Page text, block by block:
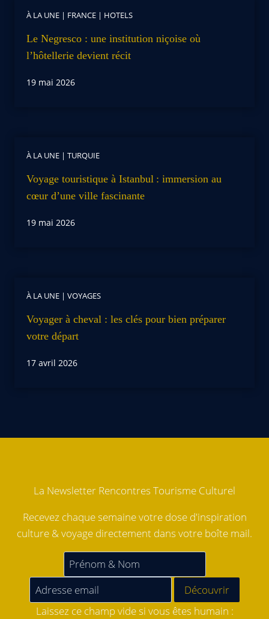
À LA UNE | FRANCE | HOTELS
Le Negresco : une institution niçoise où
l’hôtellerie devient récit
19 mai 2026
À LA UNE | TURQUIE
Voyage touristique à Istanbul : immersion au
cœur d’une ville fascinante
19 mai 2026
À LA UNE | VOYAGES
Voyager à cheval : les clés pour bien préparer
votre départ
17 avril 2026
La Newsletter Rencontres Tourisme Culturel
Recevez chaque semaine votre dose d'inspiration
culture & voyage directement dans votre boîte mail.
Laissez ce champ vide si vous êtes humain :